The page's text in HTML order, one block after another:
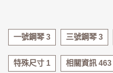
二手鋼琴 / 鋼琴回收
歡迎來店試彈看看，多比較
最重要。
一號鋼琴 3 三號鋼琴 3
特殊尺寸 1 相關資訊 463